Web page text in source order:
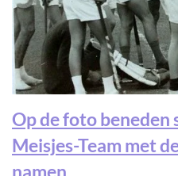
Op de foto beneden
Meisjes-Team met
namen.